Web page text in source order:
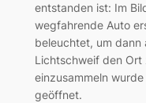
entstanden ist: Im
wegfahrende Auto
beleuchtet, um dann
Lichtschweif den Ort
einzusammeln
geöffnet.